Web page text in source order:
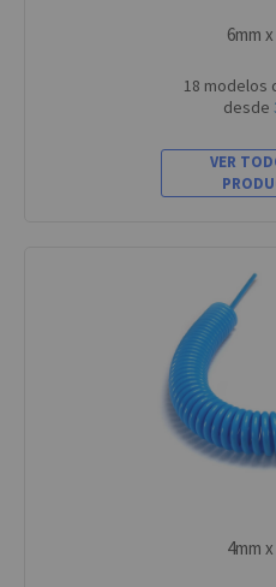
6mm
18 modelos
desde
VER
4mm